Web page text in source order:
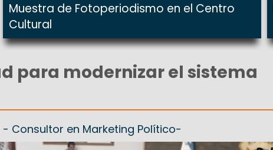
Muestra de Fotoperiodismo en el Centro
Cultural
para modernizar el sistema
- Consultor en Marketing Político-